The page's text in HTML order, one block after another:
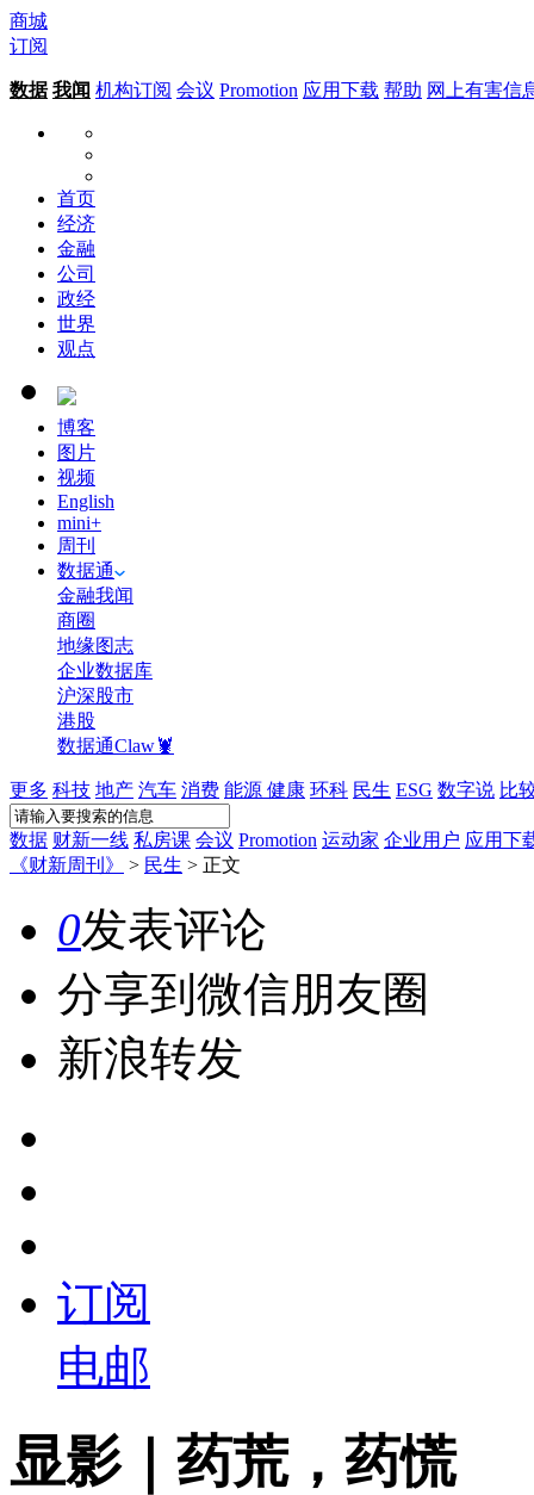
商城
订阅
数据 我闻 机构订阅 会议 Promotion 应用下载 帮助 网上有害信
首页
经济
金融
公司
政经
世界
观点
博客
图片
视频
English
mini+
周刊
数据通
金融我闻
商圈
地缘图志
企业数据库
沪深股市
港股
数据通Claw🦞
更多 科技 地产 汽车 消费 能源 健康 环科 民生 ESG 数字说 比
数据 财新一线 私房课 会议 Promotion 运动家 企业用户 应用下
《财新周刊》
> 民生 > 正文
0发表评论
分享到微信朋友圈
新浪转发
订阅
电邮
显影｜药荒，药慌